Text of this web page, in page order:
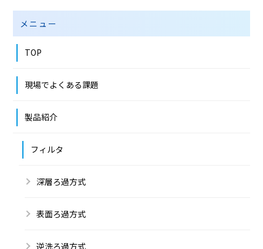
メニュー
TOP
現場でよくある課題
製品紹介
フィルタ
深層ろ過方式
表面ろ過方式
逆洗ろ過方式